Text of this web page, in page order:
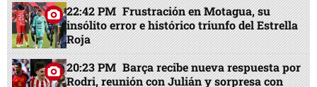
22:42 PM Frustración en Motagua, su
insólito error e histórico triunfo del Estrella
Roja
20:23 PM Barça recibe nueva respuesta por
Rodri, reunión con Julián y sorpresa con